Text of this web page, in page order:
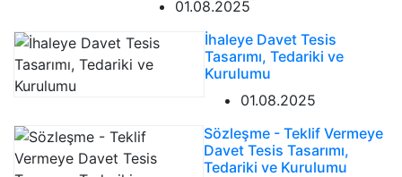
01.08.2025
İhaleye Davet Tesis
Tasarımı, Tedariki ve
Kurulumu
01.08.2025
Sözleşme - Teklif Vermeye
Davet Tesis Tasarımı,
Tedariki ve Kurulumu